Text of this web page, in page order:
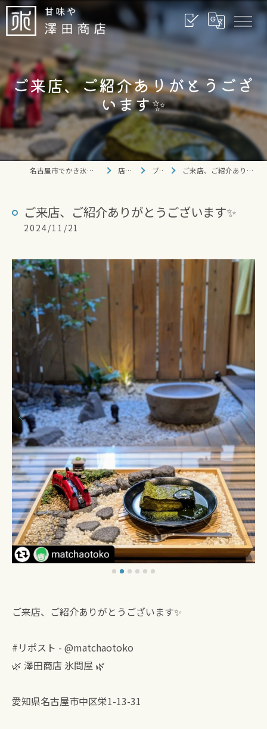
ご来店、ご紹介ありがとうござ
います✨
名古屋市でかき氷なら甘味や 澤田商店 店舗情報 ブログ ご来店、ご紹介ありがとうございます✨
ご来店、ご紹介ありがとうございます✨
2024/11/21
ご来店、ご紹介ありがとうございます✨
#リポスト - @matchaotoko
🌿 澤田商店 氷問屋 🌿
愛知県名古屋市中区栄1-13-31